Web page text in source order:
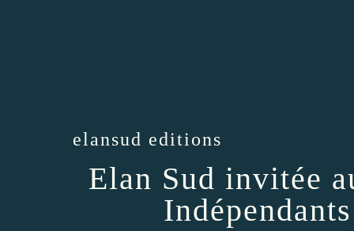
elansud editions
Elan Sud invitée